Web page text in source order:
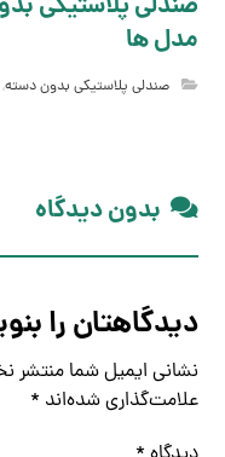
مدل ها
صندلی پلاستیکی بدون دسته
بدون دیدگاه
دیدگاهتان را
نشانی ایمیل شما منتشر
علامت‌گذاری شده‌اند *